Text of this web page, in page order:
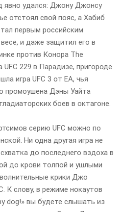
явно удался: Джону Джонсу
отстоял свой пояс, а Хабиб
первым российским
и даже защитил его в
против Конора The
229 в Парадизе, пригороде
игра UFC 3 от EA, чья
промоушена Дэны Уайта
боев в октагоне.
серию UFC можно по
Ни одна другая игра не
до последнего вздоха в
до крови толпой и ушлыми
крики Джо
К слову, в режиме нокаутов
dog!» вы будете слышать из